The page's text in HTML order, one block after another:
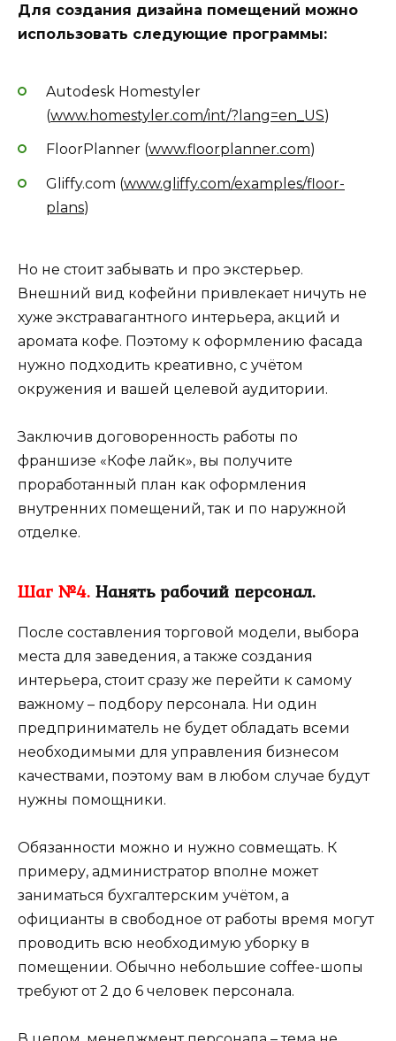
Для создания дизайна помещений можно
использовать следующие программы:
Autodesk Homestyler
(www.homestyler.com/int/?lang=en_US)
FloorPlanner (www.floorplanner.com)
Gliffy.com (www.gliffy.com/examples/floor-
plans)
Но не стоит забывать и про экстерьер.
Внешний вид кофейни привлекает ничуть не
хуже экстравагантного интерьера, акций и
аромата кофе. Поэтому к оформлению фасада
нужно подходить креативно, с учётом
окружения и вашей целевой аудитории.
Заключив договоренность работы по
франшизе «Кофе лайк», вы получите
проработанный план как оформления
внутренних помещений, так и по наружной
отделке.
Шаг №4. Нанять рабочий персонал.
После составления торговой модели, выбора
места для заведения, а также создания
интерьера, стоит сразу же перейти к самому
важному – подбору персонала. Ни один
предприниматель не будет обладать всеми
необходимыми для управления бизнесом
качествами, поэтому вам в любом случае будут
нужны помощники.
Обязанности можно и нужно совмещать. К
примеру, администратор вполне может
заниматься бухгалтерским учётом, а
официанты в свободное от работы время могут
проводить всю необходимую уборку в
помещении. Обычно небольшие coffee-шопы
требуют от 2 до 6 человек персонала.